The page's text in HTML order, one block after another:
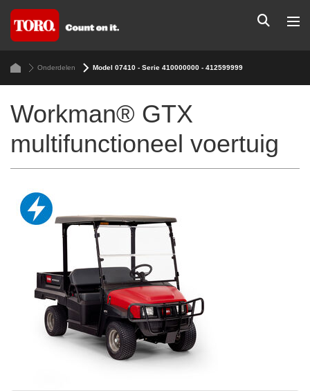
Onderdelen Model 07410 - Serie 410000000 - 412599999
Workman® GTX
multifunctioneel voertuig